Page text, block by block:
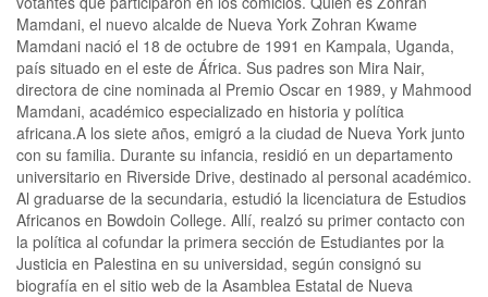
Mamdani, el nuevo alcalde de Nueva York Zohran Kwame
Mamdani nació el 18 de octubre de 1991 en Kampala, Uganda,
país situado en el este de África. Sus padres son Mira Nair,
directora de cine nominada al Premio Oscar en 1989, y Mahmood
Mamdani, académico especializado en historia y política
africana.A los siete años, emigró a la ciudad de Nueva York junto
con su familia. Durante su infancia, residió en un departamento
universitario en Riverside Drive, destinado al personal académico.
Al graduarse de la secundaria, estudió la licenciatura de Estudios
Africanos en Bowdoin College. Allí, realzó su primer contacto con
la política al cofundar la primera sección de Estudiantes por la
Justicia en Palestina en su universidad, según consignó su
biografía en el sitio web de la Asamblea Estatal de Nueva